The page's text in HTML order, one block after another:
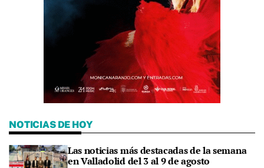
NOTICIAS DE HOY
Las noticias más destacadas de la semana
en Valladolid del 3 al 9 de agosto